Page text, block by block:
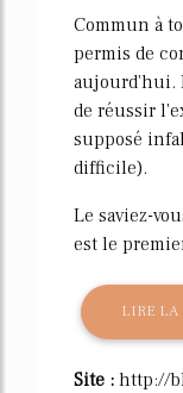
Commun à
permis de
aujourd'hui.
de réussir
supposé
difficile).
Le saviez-
est le
LIRE LA
Site : http://